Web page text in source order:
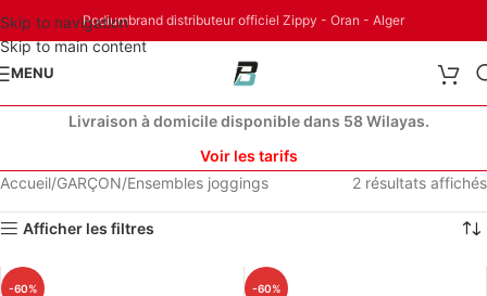
Skip to navigation
Skip to main content
Podiumbrand distributeur officiel Zippy - Oran - Alger
MENU
Livraison à domicile disponible dans 58 Wilayas.
Voir les tarifs
Accueil GARÇON Ensembles joggings 2 résultats affichés
Afficher les filtres
-60% -60%